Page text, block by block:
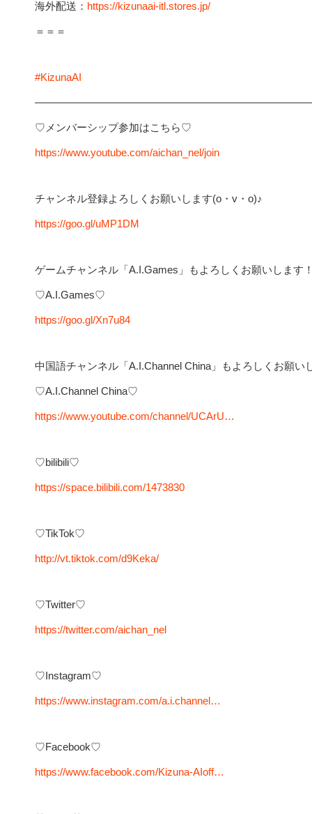
海外配送： https://kizunaai-itl.stores.jp/
＝＝＝
#KizunaAI
♡メンバーシップ参加はこちら♡
https://www.youtube.com/aichan_nel/join
チャンネル登録よろしくお願いします(o・v・o)♪
https://goo.gl/uMP1DM
ゲームチャンネル「A.I.Games」もよろしくお願いします
♡A.I.Games♡
https://goo.gl/Xn7u84
中国語チャンネル「A.I.Channel China」もよろしくお願い
♡A.I.Channel China♡
https://www.youtube.com/channel/UCArU…
♡bilibili♡
https://space.bilibili.com/1473830
♡TikTok♡
http://vt.tiktok.com/d9Keka/
♡Twitter♡
https://twitter.com/aichan_nel
♡Instagram♡
https://www.instagram.com/a.i.channel…
♡Facebook♡
https://www.facebook.com/Kizuna-AIoff…